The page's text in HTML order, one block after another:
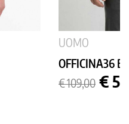
UOMO
OFFICINA36
Prezzo
base
€ 109,00 €